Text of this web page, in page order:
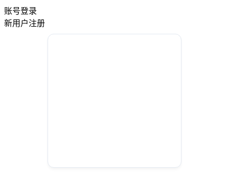
账号登录
新用户注册